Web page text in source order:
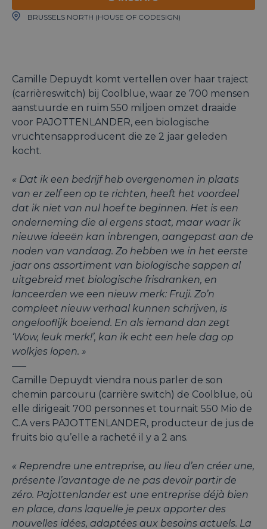
BRUSSELS NORTH (HOUSE OF CODESIGN)
Camille Depuydt komt vertellen over haar traject
(carrièreswitch) bij Coolblue, waar ze 700 mensen
aanstuurde en ruim 550 miljoen omzet draaide
voor PAJOTTENLANDER, een biologische
vruchtensapproducent die ze 2 jaar geleden
kocht.
« Dat ik een bedrijf heb overgenomen in plaats
van er zelf een op te richten, heeft het voordeel
dat ik niet van nul hoef te beginnen. Het is een
onderneming die al ergens staat, maar waar ik
nieuwe ideeën kan inbrengen, aangepast aan de
noden van vandaag. Zo hebben we in het eerste
jaar ons assortiment van biologische sappen al
uitgebreid met biologische frisdranken, en
lanceerden we een nieuw merk: Fruji. Zo’n
compleet nieuw verhaal kunnen schrijven, is
ongelooflijk boeiend. En als iemand dan zegt
‘Wow, leuk merk!’, kan ik echt een hele dag op
wolkjes lopen. »
—–
Camille Depuydt viendra nous parler de son
chemin parcouru (carrière switch) de Coolblue, où
elle dirigeait 700 personnes et tournait 550 Mio de
C.A vers PAJOTTENLANDER, producteur de jus de
fruits bio qu’elle a racheté il y a 2 ans.
« Reprendre une entreprise, au lieu d’en créer une,
présente l’avantage de ne pas devoir partir de
zéro. Pajottenlander est une entreprise déjà bien
en place, dans laquelle je peux apporter des
nouvelles idées, adaptées aux besoins actuels. La